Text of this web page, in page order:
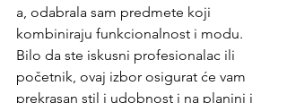
a, odabrala sam predmete koji
kombiniraju funkcionalnost i modu.
Bilo da ste iskusni profesionalac ili
početnik, ovaj izbor osigurat će vam
prekrasan stil i udobnost i na planini i